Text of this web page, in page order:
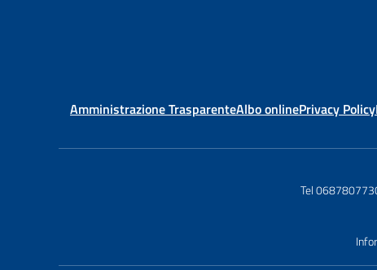
Amministrazione TrasparenteAlbo onlinePrivacy Policy
Tel